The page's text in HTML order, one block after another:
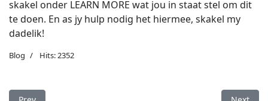
skakel onder LEARN MORE wat jou in staat stel om dit
te doen. En as jy hulp nodig het hiermee, skakel my
dadelik!
Blog Hits: 2352